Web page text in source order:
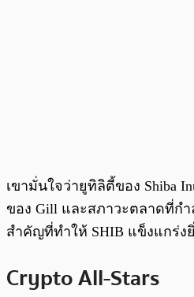
เขามั่นใจว่ายูทิลิตี้ของ Shiba
ของ Gill และสภาวะตลาดที่ก
สำคัญที่ทำให้ SHIB แข็งแกร่ง
Crypto All-Stars